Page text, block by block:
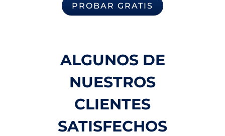
PROBAR GRATIS
ALGUNOS DE
NUESTROS
CLIENTES
SATISFECHOS